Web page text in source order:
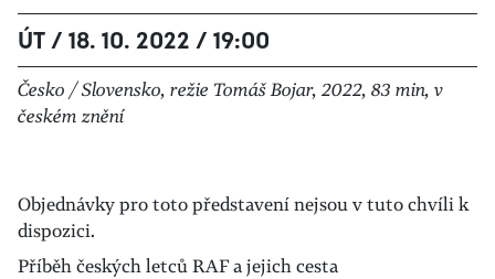
ÚT / 18. 10. 2022 / 19:00
Česko / Slovensko, režie Tomáš Bojar, 2022, 83 min, v
českém znění
Objednávky pro toto představení nejsou v tuto chvíli k
dispozici.
Příběh českých letců RAF a jejich cesta